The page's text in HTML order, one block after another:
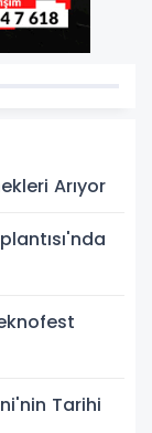
Arıyor
Tarihi